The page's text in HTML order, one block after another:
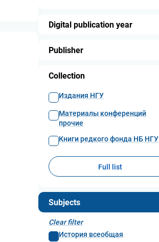
Digital publication year
Publisher
Collection
Издания НГУ
Материалы конференций
прочие
Книги редкого фонда НБ НГУ
Full list
Subjects
Clear filter
История всеобщая